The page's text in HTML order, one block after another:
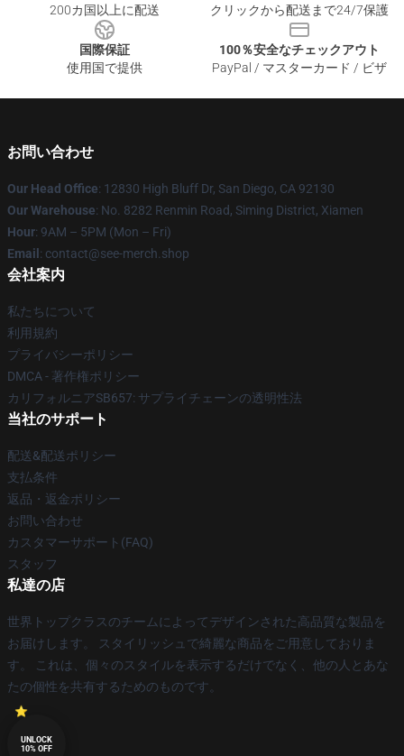
200カ国以上に配送
クリックから配送まで24/7保護
国際保証
使用国で提供
100％安全なチェックアウト
PayPal / マスターカード / ビザ
お問い合わせ
Our Head Office: 12830 High Bluff Dr, San Diego, CA 92130
Our Warehouse: No. 8282 Renmin Road, Siming District, Xiamen
Hour: 9AM – 5PM (Mon – Fri)
Email : contact@see-merch.shop
会社案内
私たちについて
利用規約
プライバシーポリシー
DMCA - 著作権ポリシー
カリフォルニアSB657: サプライチェーンの透明性法
当社のサポート
配送&配送ポリシー
支払条件
返品・返金ポリシー
お問い合わせ
カスタマーサポート(FAQ)
スタッフ
私達の店
世界トップクラスのチームによってデザインされた高品質な製品を
お届けします。 スタイリッシュで綺麗な商品をご用意しておりま
す。 これは、個々のスタイルを表示するだけでなく、他の人とあな
たの個性を共有するためのものです。
UNLOCK
10% OFF